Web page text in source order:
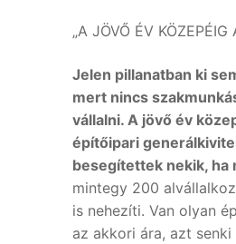
„A JÖVŐ ÉV
Jelen pillanatban ki
mert nincs
vállalni. A jövő év
építőipari
besegítettek nekik, ha
mintegy 200
is nehezíti. Van olyan
az akkori ára, azt